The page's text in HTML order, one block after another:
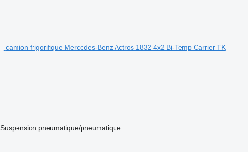
camion frigorifique Mercedes-Benz Actros 1832 4x2 Bi-Temp Carrier TK
Suspension pneumatique/pneumatique